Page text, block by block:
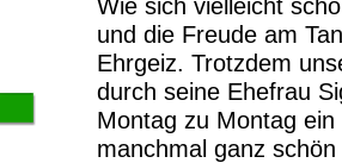
Wie sich vielleicht
und die Freude am
Ehrgeiz. Trotzdem
durch seine Ehefrau
Montag zu Montag
manchmal ganz